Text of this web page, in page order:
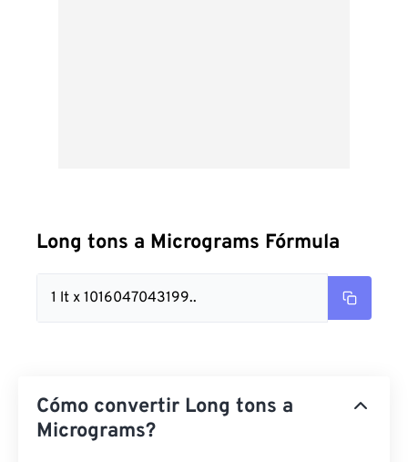
Long tons a Micrograms Fórmula
1 lt x 1016047043199..
Cómo convertir Long tons a
Micrograms?